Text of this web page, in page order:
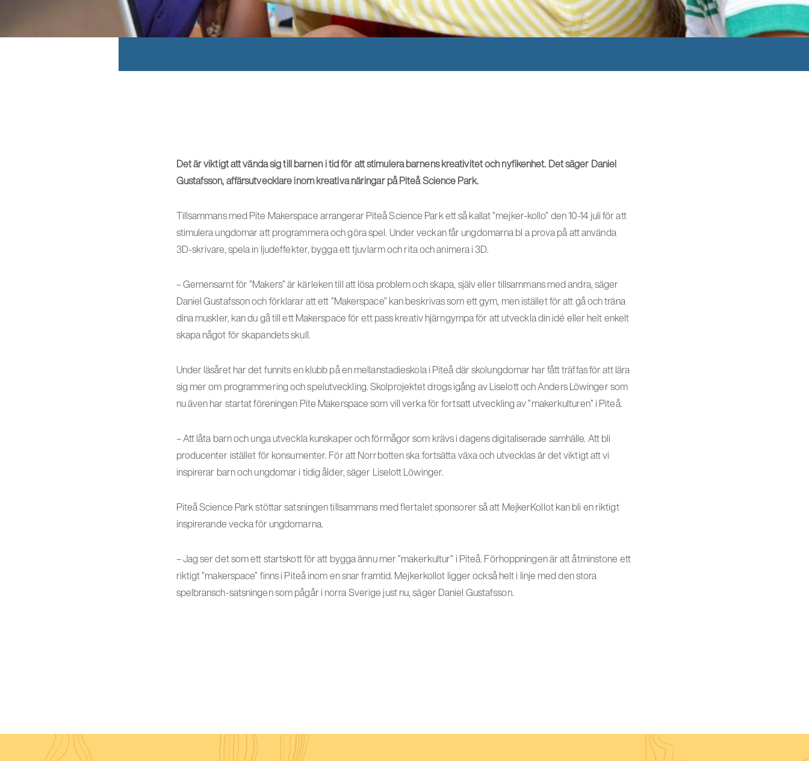
Det är viktigt att vända sig till barnen i tid för att stimulera barnens kreativitet och nyfikenhet. Det säger Daniel
Gustafsson, affärsutvecklare inom kreativa näringar på Piteå Science Park.
Tillsammans med Pite Makerspace arrangerar Piteå Science Park ett så kallat ”mejker-kollo” den 10-14 juli för att
stimulera ungdomar att programmera och göra spel. Under veckan får ungdomarna bl a prova på att använda
3D-skrivare, spela in ljudeffekter, bygga ett tjuvlarm och rita och animera i 3D.
– Gemensamt för ”Makers” är kärleken till att lösa problem och skapa, själv eller tillsammans med andra, säger
Daniel Gustafsson och förklarar att ett ”Makerspace” kan beskrivas som ett gym, men istället för att gå och träna
dina muskler, kan du gå till ett Makerspace för ett pass kreativ hjärngympa för att utveckla din idé eller helt enkelt
skapa något för skapandets skull.
Under läsåret har det funnits en klubb på en mellanstadieskola i Piteå där skolungdomar har fått träffas för att lära
sig mer om programmering och spelutveckling. Skolprojektet drogs igång av Liselott och Anders Löwinger som
nu även har startat föreningen Pite Makerspace som vill verka för fortsatt utveckling av ”makerkulturen” i Piteå.
– Att låta barn och unga utveckla kunskaper och förmågor som krävs i dagens digitaliserade samhälle. Att bli
producenter istället för konsumenter. För att Norrbotten ska fortsätta växa och utvecklas är det viktigt att vi
inspirerar barn och ungdomar i tidig ålder, säger Liselott Löwinger.
Piteå Science Park stöttar satsningen tillsammans med flertalet sponsorer så att MejkerKollot kan bli en riktigt
inspirerande vecka för ungdomarna.
– Jag ser det som ett startskott för att bygga ännu mer ”makerkultur” i Piteå. Förhoppningen är att åtminstone ett
riktigt ”makerspace” finns i Piteå inom en snar framtid. Mejkerkollot ligger också helt i linje med den stora
spelbransch-satsningen som pågår i norra Sverige just nu, säger Daniel Gustafsson.